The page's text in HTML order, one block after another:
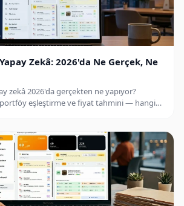
Zekâ: 2026'da Ne Gerçek, Ne
zekâ 2026'da gerçekten ne yapıyor?
eşleştirme ve fiyat tahmini — hangi